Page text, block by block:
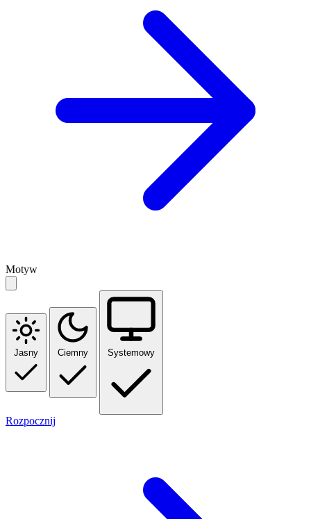
Motyw
Jasny Ciemny Systemowy
Rozpocznij